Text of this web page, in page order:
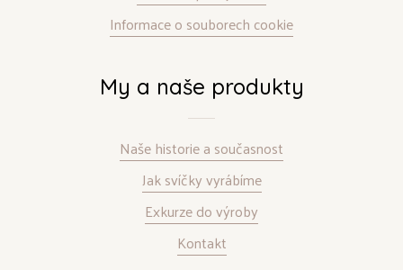
Informace o souborech cookie
My a naše produkty
Naše historie a současnost
Jak svíčky vyrábíme
Exkurze do výroby
Kontakt